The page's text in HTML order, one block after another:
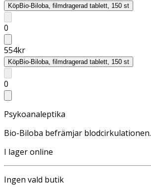
KöpBio-Biloba, filmdragerad tablett, 150 st
0
554kr
KöpBio-Biloba, filmdragerad tablett, 150 st
0
Psykoanaleptika
Bio-Biloba befrämjar blodcirkulationen.
I lager online
Ingen vald butik